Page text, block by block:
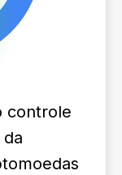
controle
da